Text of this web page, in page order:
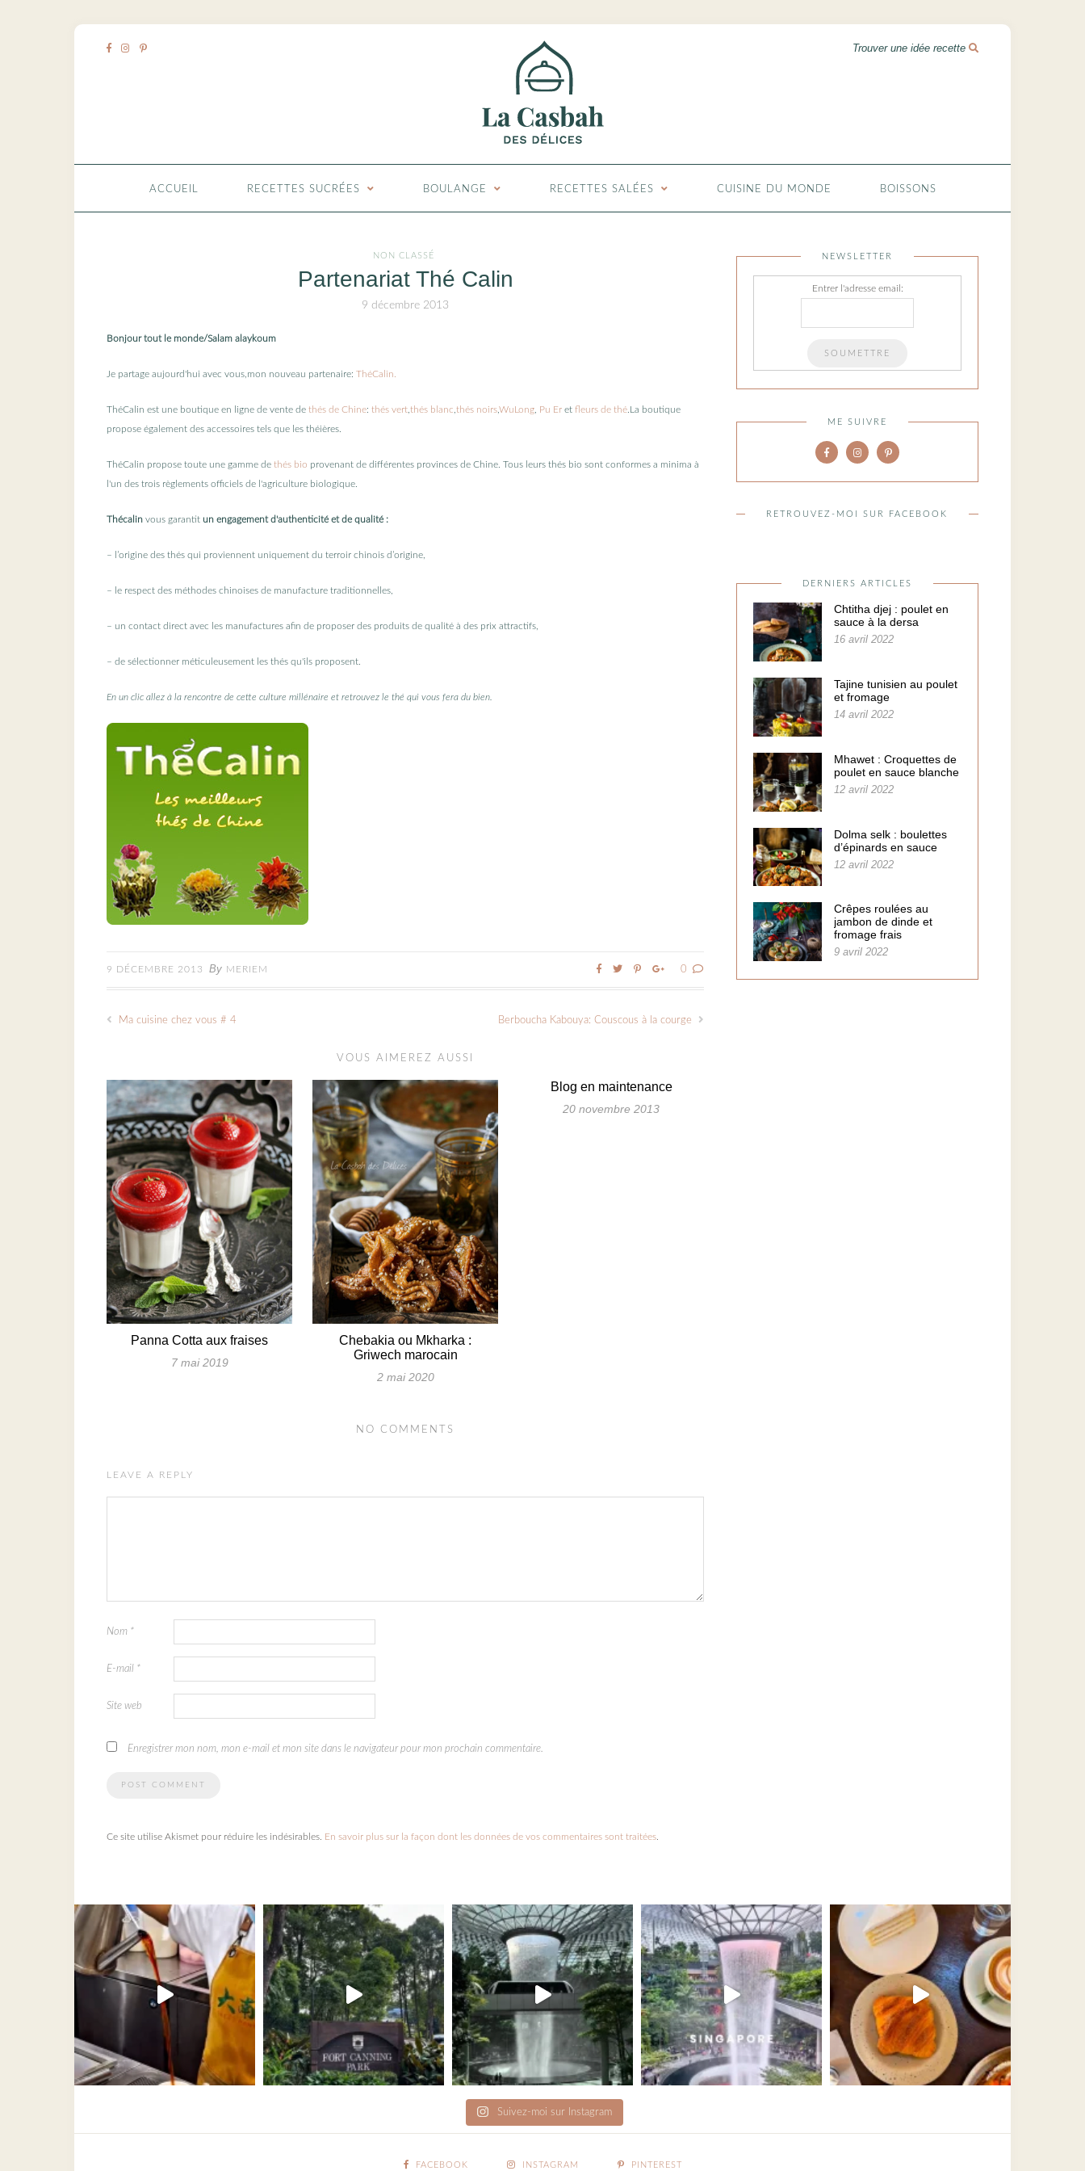
ACCUEIL RECETTES SUCRÉES BOULANGE RECETTES SALÉES CUISINE DU MONDE BOISSONS
NON CLASSÉ
Partenariat Thé Calin
9 décembre 2013
Bonjour tout le monde/Salam alaykoum
Je partage aujourd'hui avec vous,mon nouveau partenaire: ThéCalin.
ThéCalin est une boutique en ligne de vente de thés de Chine: thés vert thés blanc thés noirsWuLong Pu Er et fleurs de thé .La boutique
propose également des accessoires tels que les théières.
ThéCalin propose toute une gamme de thés bio provenant de différentes provinces de Chine. Tous leurs thés bio sont conformes a minima à
l'un des trois règlements officiels de l'agriculture biologique.
Thécalin vous garantit un engagement d'authenticité et de qualité :
– l’origine des thés qui proviennent uniquement du terroir chinois d’origine,
– le respect des méthodes chinoises de manufacture traditionnelles,
– un contact direct avec les manufactures afin de proposer des produits de qualité à des prix attractifs,
– de sélectionner méticuleusement les thés qu'ils proposent.
En un clic allez à la rencontre de cette culture millénaire et retrouvez le thé qui vous fera du bien.
9 DÉCEMBRE 2013 By MERIEM 0
Ma cuisine chez vous # 4 Berboucha Kabouya: Couscous à la courge
VOUS AIMEREZ AUSSI
Panna Cotta aux fraises
7 mai 2019
Chebakia ou Mkharka :
Griwech marocain
2 mai 2020
Blog en maintenance
20 novembre 2013
NO COMMENTS
LEAVE A REPLY
Nom *
E-mail *
Site web
Enregistrer mon nom, mon e-mail et mon site dans le navigateur pour mon prochain commentaire.
Ce site utilise Akismet pour réduire les indésirables. En savoir plus sur la façon dont les données de vos commentaires sont traitées
NEWSLETTER
Entrer l'adresse email:
ME SUIVRE
RETROUVEZ-MOI SUR FACEBOOK
DERNIERS ARTICLES
Chtitha djej : poulet en
sauce à la dersa
16 avril 2022
Tajine tunisien au poulet
et fromage
14 avril 2022
Mhawet : Croquettes de
poulet en sauce blanche
12 avril 2022
Dolma selk : boulettes
d’épinards en sauce
12 avril 2022
Crêpes roulées au
jambon de dinde et
fromage frais
9 avril 2022
Suivez-moi sur Instagram
FACEBOOK INSTAGRAM PINTEREST